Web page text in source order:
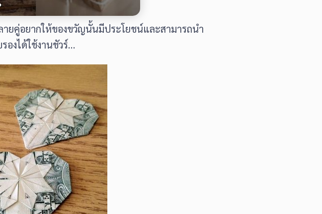
ยคู่อยากให้ของขวัญนั้นมีประโยชน์และสามารถนำ
องได้ใช้งานชัวร์…